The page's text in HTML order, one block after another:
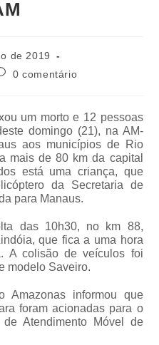
de 2019
0 comentário
um morto e 12 pessoas
domingo (21), na AM-
aos municípios de Rio
mais de 80 km da capital
está uma criança, que
da Secretaria de
para Manaus.
das 10h30, no km 88,
que fica a uma hora
A colisão de veículos foi
modelo Saveiro.
Amazonas informou que
foram acionadas para o
Atendimento Móvel de